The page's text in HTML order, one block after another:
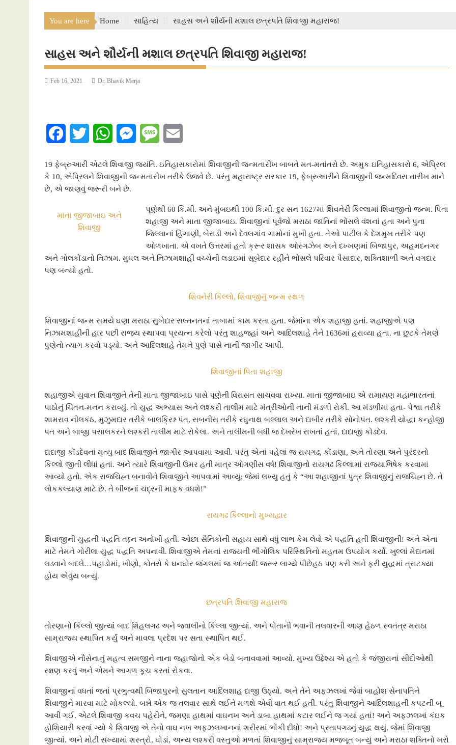
You are here Home સાહિત્ય સાહસ અને શૌર્યની મશાલ છત્રપતિ શિવાજી મહારાજ!
સાહસ અને શૌર્યની મશાલ છત્રપતિ શિવાજી મહારાજ!
Feb 16, 2021 Dr. Bhavik Merja
c
e
k
t
e
W
t
M
a
g
e
l
19 ફેબ્રુઆરી એટલે શિવાજી જયંતિ. ઇતિહાસકારોમાં શિવાજીની જન્મતારીખ બાબતે મત-મતાંતરો છે. અમુક ઇતિહાસકારો 6, એપ્રિલ
કે 10, એપ્રિલને શિવાજીની જન્મતારીખ તરીકે ઉજવે છે. પરંતુ મહારાષ્ટ્ર સરકાર 19, ફેબ્રુઆરીને શિવાજીની જન્મદિવસ તારીખ માને
છે, એ જાણવું જરૂરી બને છે.
માતા જીજાબાઇ અને
શિવાજી
પૂણેથી 60 કિ.મી. અને મુંબઇથી 100 કિ.મી. દુર સન 1627માં શિવનેરી કિલ્લામાં શિવાજીનો જન્મ. પિતા
શહાજી અને માતા જીજાબાઇ. શિવાજીનાં પૂર્વજો મરાઠા જાતિનાં ભોંસલે વંશનાં હતા અને પુના
જિલ્લાનાં હિંગાણી, બેરાડી અને દેવલગાંવ ગામોનાં મુખી હતા. તેઓ પાટીલ કે દેશમુખ તરીકે પણ
ઓળખાતા. એ વખતે ઉત્તરમાં હતો ક્રૂર શાસક ઓરંગઝેબ અને દખ્ખણમાં બિજાપુર, અહમદનગર
અને ગોલકોંડાનો નિઝામ. મુઘલ અને નિઝામશાહી વચ્ચેની લડાઇમાં સૂબેદાર રહીને ભોંસલે પરિવાર પૈસાદાર, શક્તિશાળી અને વગદાર
પણ બન્યો હતો.
શિવનેરી કિલ્લો, શિવાજીનું જન્મ સ્થળ
શિવાજીનાં જન્મ સમયે ઘણા મરાઠા સુબેદાર સલ્તનતનાં તાબામાં કામ કરતા હતા. જેમાંના એક શહાજી હતાં. શહાજીએ પણ
નિઝામશાહીની હાર પછી રાજ્ય સ્થાપવા પ્રયત્ન કરેલો પરંતુ શાહજહાં અને આદિલશાહે તેને 1636માં હરાવ્યા હતા. ના છુટકે તેમણે
પુણેનો ત્યાગ કરવો પડ્યો. અને આદિલશાહે તેમને પુણે પાસે નાની જાગીર આપી.
શિવાજીનાં પિતા શહાજી
શહાજીએ યુવાન શિવાજીને તેની માતા જીજાબાઇ પાસે પૂણેની વિરાસત સાચવવા રાખ્યા. માતા જીજાબાઇ એ રામાયણ મહાભારતનાં
પાઠોનું ચિંતન-મનન કરાવ્યું. તો યુદ્ધ અભ્યાસ અને લશ્કરી તાલીમ માટે મંત્રીઓની નાની મંડળી રોકી. આ મંડળીમાં હતા- પેશ્વા તરીકે
શામરાવ નીલકંઠ, મુઝુમદાર તરીકે બાલક્રિશ્ન પંત, સબનીસ તરીકે રઘુનાથ બલ્લાલ અને દાબીર તરીકે સોનોપંત. લશ્કરી યોદ્ધા કન્હોજી
પંત અને બાજી પસાલકરને લશ્કરી તાલીમ માટે રોકેલા. અને તાલીમની બધી જ દેખરેખ રાખતાં હતાં, દાદાજી કોંડદેવ.
દાદાજી કોંડદેવનાં મૃત્યુ બાદ શિવાજીને જાગીર આપવામાં આવી. પરંતુ એનાં પહેલાં જ રાયગઢ, કોંડાણા, અને તોરણા અને પુરંદરનો
કિલ્લો જીતી લીધાં હતાં. અને ત્યારે શિવાજીની ઉંમર હતી માત્ર ઓગણીસ વર્ષ! શિવાજીનો રાયગઢ કિલ્લામાં રાજ્યાભિષેક કરવામાં
આવ્યો હતો. એક રાજચિહ્ન બનાવીને શિવાજીને આપવામાં આવ્યું; જેમાં લખ્યુ હતું કે “આ શહાજીનાં પુત્ર શિવાજીનું રાજચિહ્ન છે. તે
લોકકલ્યાણ માટે છે. તે બીજનાં ચંદ્રની માફક વધશે!”
રાયગઢ કિલ્લાનો મુખ્યદ્વાર
શિવાજીની યુદ્ધની પદ્ધતિ તદ્દન અનોખી હતી. ઓછા સૈનિકોની સહાય સાથે વધું લાભ કેમ લેવો એ પદ્ધતિ હતી શિવાજીની! અને એના
માટે તેમને ગોરીલા યુદ્ધ પદ્ધતિ અપનાવી. શિવાજીએ તેમનાં રાજ્યની ભૌગોલિક પરિસ્થિતિનો મહતમ ઉપયોગ કર્યો. ખુલ્લાં મેદાનમાં
લડવાને બદલે…પહાડોમાં, ખીણો, કોતરો કે ઘનઘોર જંગલમાં જ આંતર્યા! જરૂર લાગ્યે પીછેહઠ પણ કરી અને ફરી યુદ્ધમાં ત્રાટક્યા
હોય એવુંય બન્યું.
છત્રપતિ શિવાજી મહારાજ
તોરણાનો કિલ્લો જીત્યાં બાદ શિહલગઢ અને જવાલીનો કિલ્લા જીત્યાં. અને પોતાની ભવાની તલવારની આણ હેઠળ સ્વતંત્ર મરાઠા
સામ્રાજ્ય સ્થાપિત કર્યું અને માવલા પ્રદેશ પર સતા સ્થાપિત થઈ.
શિવાજીએ નૌસેનાનું મહત્વ સમજીને નાના જહાજોનો એક બેડો બનાવવામાં આવ્યો. મુખ્ય ઉદ્દેશ્ય એ હતો કે જંજીરાનાં સીદીઓથી
રક્ષણ કરવું અને એમને આગળ કૂચ કરતાં રોકવા.
શિવાજીનાં વધતાં જતાં પ્રભુત્વથી બિજાપુરનો સુલતાન આદિલશાહ દાજી ઉઠ્યો. અને તેને અફઝલખાં જેવાં બાહોશ સેનાપતિને
શિવાજીને મારવા માટે મોકલ્યો. બન્ને એક જ તલવાર સાથે લઈને મળશે એવી વાત થઈ હતી. પરંતુ શિવાજીને આદિલશાહની કપટની બૂ
આવી ગઈ. એટલે શિવાજી કવચ પહેરીને, જમણા હાથમાં વાઘનખ અને ડાબા હાથમાં કટાર લઈને જ ગયાં હતાં! અને અફઝલખાં કંઇક
હોશિયારી કરવાં ગ્યો કે શિવાજી એ તેનો વાઘ નખ અફઝલખાનનાં શરીરમાં ભોંકી દીધો! અને પ્રતાપગઢનું યુદ્ધ થયું, જેમાં શિવાજી
જીત્યાં. અને મોટી સંખ્યામાં શસ્ત્રો, ઘોડાં, અન્ય લશ્કરી વસ્તુઓ મળતાં શિવાજીનું સામ્રાજ્ય મજબૂત બન્યું અને મરાઠા શક્તિનો ખરો